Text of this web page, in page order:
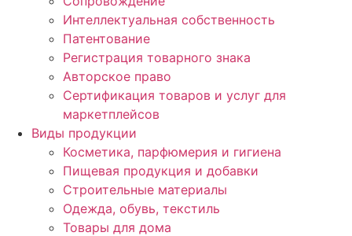
Интеллектуальная собственность
Патентование
Регистрация товарного знака
Авторское право
Сертификация товаров и услуг для
маркетплейсов
Виды продукции
Косметика, парфюмерия и гигиена
Пищевая продукция и добавки
Строительные материалы
Одежда, обувь, текстиль
Товары для дома